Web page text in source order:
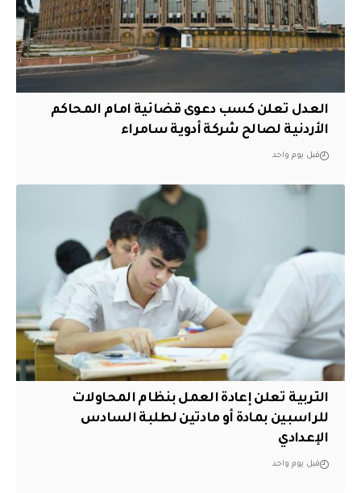
العدل تعلن كسب دعوى قضائية امام المحاكم
الأردنية لصالح شركة أدوية سامراء
قبل يوم واحد
التربية تعلن إعادة العمل بنظام المحاولات
للراسبين بمادة أو مادتين لطلبة السادس
الإعدادي
قبل يوم واحد